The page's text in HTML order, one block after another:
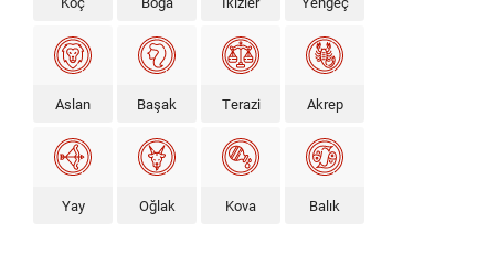
Aslan Başak Terazi Akrep
Yay Oğlak Kova Balık